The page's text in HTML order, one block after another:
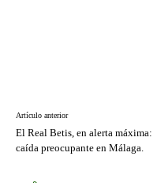
Artículo anterior
El Real Betis, en alerta máxima:
caída preocupante en Málaga.